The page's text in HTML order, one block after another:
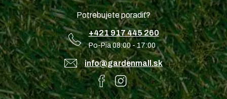
Potrebujete poradiť?
+421 917 445 260
Po-Pia 08:00 - 17:00
info@gardenmall.sk